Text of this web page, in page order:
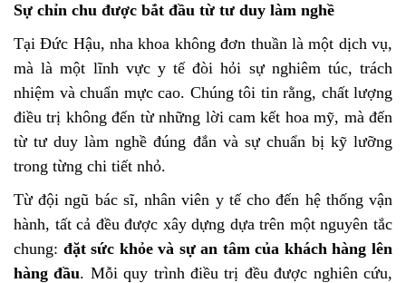
Sự chỉn chu được bắt đầu từ tư duy làm nghề
Tại Đức Hậu, nha khoa không đơn thuần là một dịch vụ,
mà là một lĩnh vực y tế đòi hỏi sự nghiêm túc, trách
nhiệm và chuẩn mực cao. Chúng tôi tin rằng, chất lượng
điều trị không đến từ những lời cam kết hoa mỹ, mà đến
từ tư duy làm nghề đúng đắn và sự chuẩn bị kỹ lưỡng
trong từng chi tiết nhỏ.
Từ đội ngũ bác sĩ, nhân viên y tế cho đến hệ thống vận
hành, tất cả đều được xây dựng dựa trên một nguyên tắc
chung: đặt sức khỏe và sự an tâm của khách hàng lên
hàng đầu. Mỗi quy trình điều trị đều được nghiên cứu,